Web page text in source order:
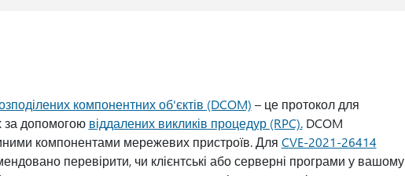
компонентних об'єктів (DCOM) – це протокол для
за допомогою віддалених викликів процедур (RPC).DCOM
компонентами мережевих пристроїв. Для CVE-2021-26414
перевірити, чи клієнтські або серверні програми у вашому